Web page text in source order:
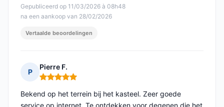
Gepubliceerd op 11/03/2026 à 08h48
na een aankoop van 28/02/2026
Vertaalde beoordelingen
P
Pierre F.
Opmerking: 5 van 5
Bekend op het terrein bij het kasteel. Zeer goede